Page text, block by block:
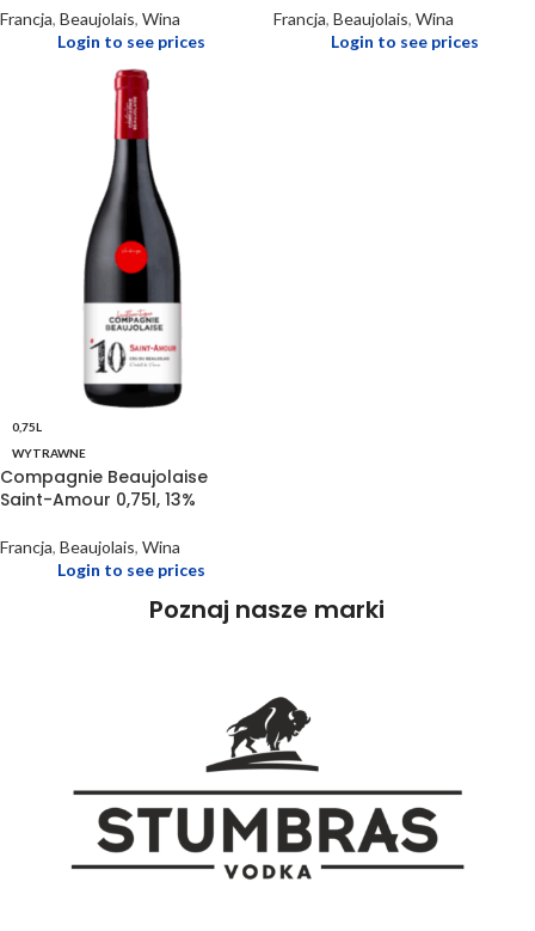
Francja, Beaujolais, Wina
Login to see prices
Francja, Beaujolais, Wina
Login to see prices
0,75L
WYTRAWNE
Compagnie Beaujolaise
Saint-Amour 0,75l, 13%
Francja, Beaujolais, Wina
Login to see prices
Poznaj nasze marki